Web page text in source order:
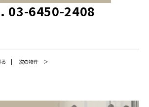
03-6450-2408
次の物件